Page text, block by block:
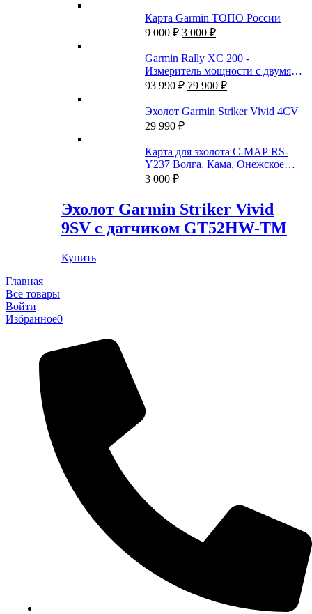
Карта Garmin ТОПО России
9 000₽ Первоначальная
составляла
9
000 ₽.
3 000 ₽Текущая
3
000 ₽.
Garmin Rally XC 200 -
Измеритель мощности с двумя
датчиками
93 990₽ Первоначальная
составляла
93
79 900 ₽Текущая
79
Эхолот Garmin Striker Vivid 4CV
29 990 ₽
Карта для эхолота C-MAP RS-
Y237 Волга, Кама, Онежское
озеро, и каналы
3 000 ₽
Эхолот Garmin Striker Vivid
9SV с датчиком GT52HW-TM
Купить
Главная
Все товары
Войти
Избранное0